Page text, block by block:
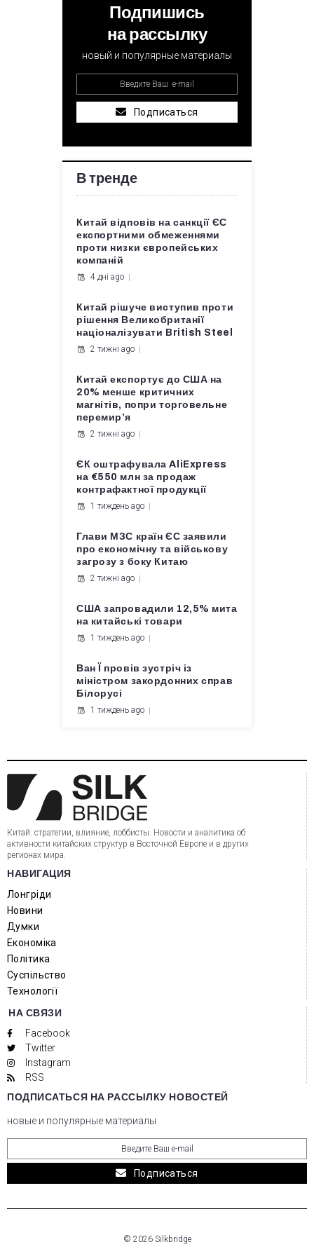
Подпишись
на рассылку
новый и популярные материалы
Подписаться
В тренде
Китай відповів на санкції ЄС
експортними обмеженнями
проти низки європейських
компаній
4 дні ago
Китай рішуче виступив проти
рішення Великобританії
націоналізувати British Steel
2 тижні ago
Китай експортує до США на
20% менше критичних
магнітів, попри торговельне
перемир’я
2 тижні ago
ЄК оштрафувала AliExpress
на €550 млн за продаж
контрафактної продукції
1 тиждень ago
Глави МЗС країн ЄС заявили
про економічну та військову
загрозу з боку Китаю
2 тижні ago
США запровадили 12,5% мита
на китайські товари
1 тиждень ago
Ван Ї провів зустріч із
міністром закордонних справ
Білорусі
1 тиждень ago
Китай: стратегии, влияние, лоббисты. Новости и аналитика об
активности китайских структур в Восточной Европе и в других
регионах мира.
НАВИГАЦИЯ
Лонгріди
Новини
Думки
Економіка
Політика
Суспільство
Технології
НА СВЯЗИ
Facebook
Twitter
Instagram
RSS
ПОДПИСАТЬСЯ НА РАССЫЛКУ НОВОСТЕЙ
новые и популярные материалы
Подписаться
© 2026 Silkbridge